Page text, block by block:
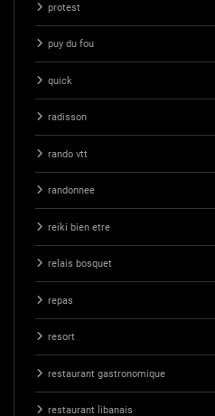
protest
puy du fou
quick
radisson
rando vtt
randonnee
reiki bien etre
relais bosquet
repas
resort
restaurant gastronomique
restaurant libanais